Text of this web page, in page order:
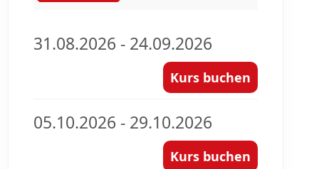
31.08.2026 - 24.09.2026
Kurs buchen
05.10.2026 - 29.10.2026
Kurs buchen